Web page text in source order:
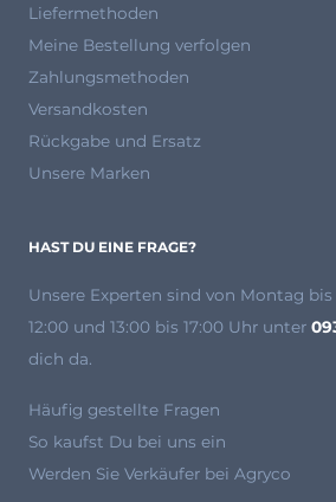
Liefermethoden
Meine Bestellung verfolgen
Zahlungsmethoden
Versandkosten
Rückgabe und Ersatz
Unsere Marken
HAST DU EINE FRAGE?
Unsere Experten sind von Montag
12:00 und 13:00 bis 17:00 Uhr unter
dich da.
Häufig gestellte Fragen
So kaufst Du bei uns ein
Werden Sie Verkäufer bei Agryco